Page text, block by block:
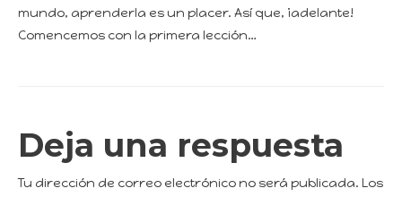
mundo, aprenderla es un placer. Así que, ¡adelante!
Comencemos con la primera lección…
Deja una respuesta
Tu dirección de correo electrónico no será publicada. Los